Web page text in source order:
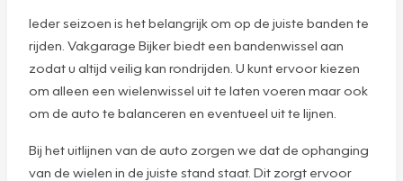
Ieder seizoen is het belangrijk om op de juiste banden te
rijden. Vakgarage Bijker biedt een bandenwissel aan
zodat u altijd veilig kan rondrijden. U kunt ervoor kiezen
om alleen een wielenwissel uit te laten voeren maar ook
om de auto te balanceren en eventueel uit te lijnen.
Bij het uitlijnen van de auto zorgen we dat de ophanging
van de wielen in de juiste stand staat. Dit zorgt ervoor